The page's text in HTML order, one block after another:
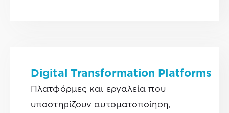
Digital Transformation Platforms
Πλατφόρμες και εργαλεία που
υποστηρίζουν αυτοματοποίηση,